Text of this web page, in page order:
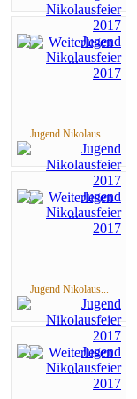
Jugend Nikolaus...
Jugend Nikolaus...